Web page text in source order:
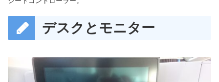
デスクとモニター